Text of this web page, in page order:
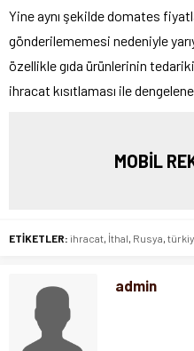
Yine aynı şekilde domates
gönderilememesi nedeniyle
özellikle gıda ürünlerinin
ihracat kısıtlaması ile
MOBİL
ETİKETLER: ihracat İthal Rusya
admin